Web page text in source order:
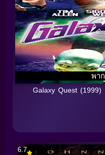
พา
Galaxy Quest (1999)
6.7